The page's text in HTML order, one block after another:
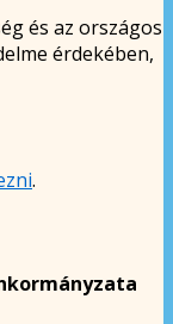
és az országos
érdekében,
.